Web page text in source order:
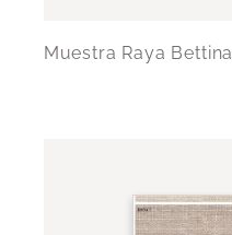
Muestra Raya Bettina